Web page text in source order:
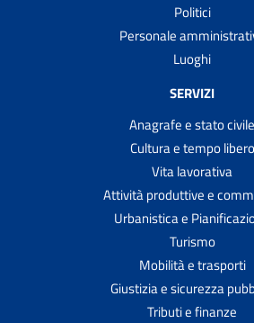
Politici
Personale
Luoghi
SERVIZI
Anagrafe e stato civile
Cultura e tempo libero
Vita lavorativa
Attività produttive e
Urbanistica e
Turismo
Mobilità e trasporti
Giustizia e sicurezza
Tributi e finanze